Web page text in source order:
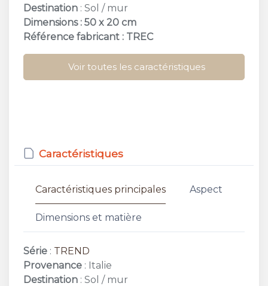
Destination : Sol / mur
Dimensions : 50 x 20 cm
Référence fabricant : TREC
Voir toutes les caractéristiques
Caractéristiques
Caractéristiques principales Aspect
Dimensions et matière
Série : TREND
Provenance : Italie
Destination : Sol / mur